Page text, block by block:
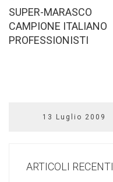
SUPER-MARASCO
CAMPIONE ITALIANO
PROFESSIONISTI
13 Luglio 2009
ARTICOLI RECENTI